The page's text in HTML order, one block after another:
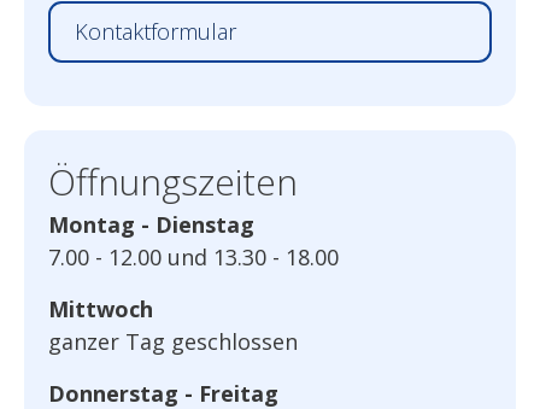
Kontaktformular
Öffnungszeiten
Montag - Dienstag
7.00 - 12.00 und 13.30 - 18.00
Mittwoch
ganzer Tag geschlossen
Donnerstag - Freitag